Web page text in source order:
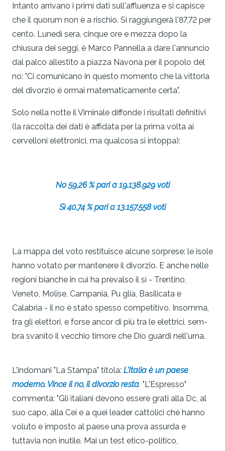
Intanto arrivano i primi dati sull'affluenza e si capisce
che il quorum non è a rischio. Si raggiungerà l'87,72 per
cento. Lunedì sera, cinque ore e mezza dopo la
chiusura dei seggi, è Marco Pannella a dare l'annuncio
dal palco allestito a piazza Navona per il popolo del
no: "Ci comunicano in questo momento che la vittoria
del divorzio è ormai matematicamente certa".
Solo nella notte il Viminale diffonde i risultati definitivi
(la raccolta dei dati è affidata per la prima volta ai
cervelloni elettro­nici, ma qualcosa si intoppa):
No 59,26 % pari a 19.138.929 voti
Sì 40,74 % pari a 13.157.558 voti
La mappa del voto restituisce alcune sorprese: le isole
hanno votato per mantenere il divorzio. E anche nelle
regioni bianche in cui ha prevalso il sì - Trentino,
Veneto, Molise, Campania, Pu glia, Basilicata e
Calabria - il no è stato spesso competitivo. Insomma,
tra gli elettori, e forse ancor di più tra le elettrici, sem­
bra svanito il vecchio timore che Dio guardi nell'urna.
L'indomani "La Stampa" titola: L'Italia è un paese
moderno. Vince il no, il divorzio resta. "L'Espresso"
commenta: "Gli italiani devono essere grati alla Dc, al
suo capo, alla Cei e a quei leader cattolici che hanno
voluto e imposto al paese una prova assurda e
tuttavia non inutile. Mai un test etico-politico,